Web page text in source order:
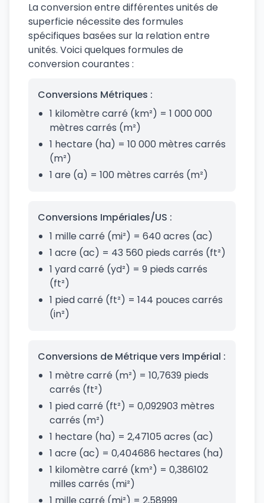
La conversion entre différentes unités de
superficie nécessite des formules
spécifiques basées sur la relation entre
unités. Voici quelques formules de
conversion courantes :
Conversions Métriques :
1 kilomètre carré (km²) = 1 000 000
mètres carrés (m²)
1 hectare (ha) = 10 000 mètres carrés
(m²)
1 are (a) = 100 mètres carrés (m²)
Conversions Impériales/US :
1 mille carré (mi²) = 640 acres (ac)
1 acre (ac) = 43 560 pieds carrés (ft²)
1 yard carré (yd²) = 9 pieds carrés
(ft²)
1 pied carré (ft²) = 144 pouces carrés
(in²)
Conversions de Métrique vers Impérial :
1 mètre carré (m²) = 10,7639 pieds
carrés (ft²)
1 pied carré (ft²) = 0,092903 mètres
carrés (m²)
1 hectare (ha) = 2,47105 acres (ac)
1 acre (ac) = 0,404686 hectares (ha)
1 kilomètre carré (km²) = 0,386102
milles carrés (mi²)